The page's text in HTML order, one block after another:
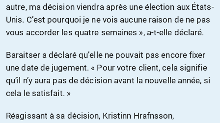
autre, ma décision viendra après une élection aux États-
Unis. C’est pourquoi je ne vois aucune raison de ne pas
vous accorder les quatre semaines », a-t-elle déclaré.
Baraitser a déclaré qu’elle ne pouvait pas encore fixer
une date de jugement. « Pour votre client, cela signifie
qu’il n’y aura pas de décision avant la nouvelle année, si
cela le satisfait. »
Réagissant à sa décision, Kristinn Hrafnsson,